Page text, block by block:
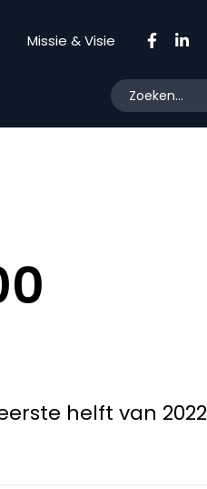
Missie & Visie
helft van 2022